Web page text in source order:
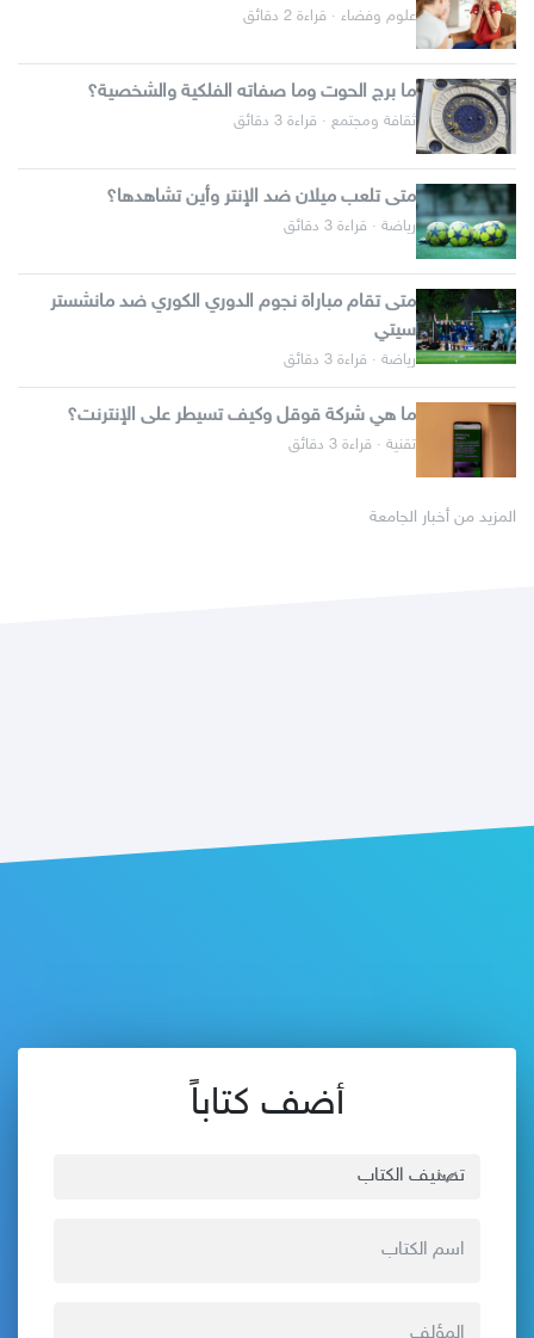
علوم وفضاء · قراءة 2 دقائق
ما برج الحوت وما صفاته الفلكية والشخصية؟
ثقافة ومجتمع · قراءة 3 دقائق
متى تلعب ميلان ضد الإنتر وأين تشاهدها؟
رياضة · قراءة 3 دقائق
متى تقام مباراة نجوم الدوري الكوري ضد مانشستر
سيتي
رياضة · قراءة 3 دقائق
ما هي شركة قوقل وكيف تسيطر على الإنترنت؟
تقنية · قراءة 3 دقائق
المزيد من أخبار الجامعة
أضف كتاباً